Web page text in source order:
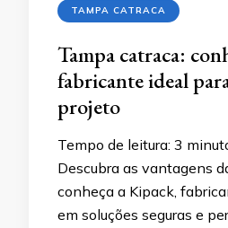
TAMPA CATRACA
Tampa catraca:
fabricante ideal
projeto
Tempo de leitura: 3
Descubra as vantagens
conheça a Kipack,
em soluções seguras e